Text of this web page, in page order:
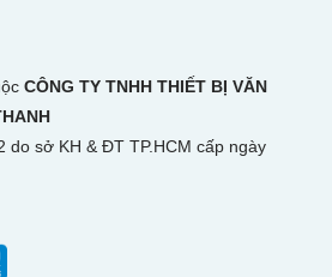
CÔNG TY TNHH THIẾT BỊ VĂN
do sở KH & ĐT TP.HCM cấp ngày